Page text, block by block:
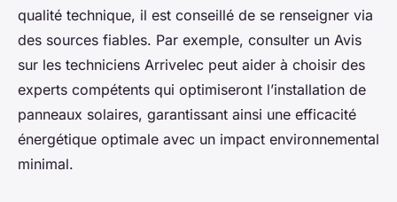
qualité technique, il est conseillé de se renseigner via
des sources fiables. Par exemple, consulter un Avis
sur les techniciens Arrivelec peut aider à choisir des
experts compétents qui optimiseront l’installation de
panneaux solaires, garantissant ainsi une efficacité
énergétique optimale avec un impact environnemental
minimal.